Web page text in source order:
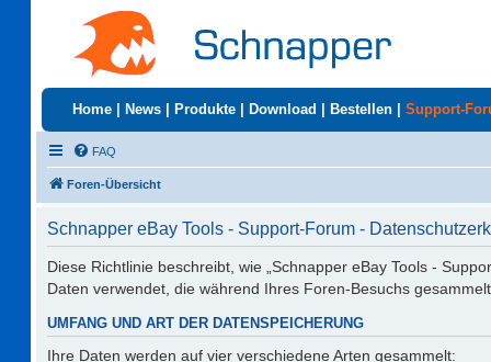
Home News Produkte Download Bestellen Support-
FAQ
Foren-Übersicht
Schnapper eBay Tools - Support-Forum -
Diese Richtlinie beschreibt, wie „Schnapper eBay Tools -
Daten verwendet, die während Ihres Foren-Besuchs
UMFANG UND ART DER DATENSPEICHERUNG
Ihre Daten werden auf vier verschiedene Arten gesammelt: